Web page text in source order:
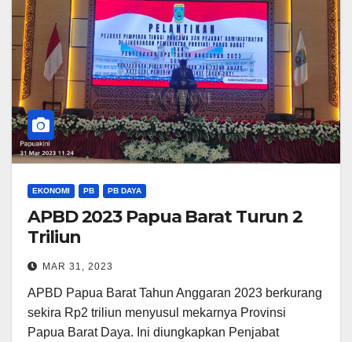
EKONOMI PB PB DAYA
APBD 2023 Papua Barat Turun 2
Triliun
MAR 31, 2023
APBD Papua Barat Tahun Anggaran 2023 berkurang
sekira Rp2 triliun menyusul mekarnya Provinsi
Papua Barat Daya. Ini diungkapkan Penjabat